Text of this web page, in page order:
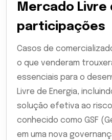
Mercado Livre
participações
Casos de
o que venderam
essenciais para o
Livre de Energia,
solução efetiva ao
conhecido como GSF
em uma nova